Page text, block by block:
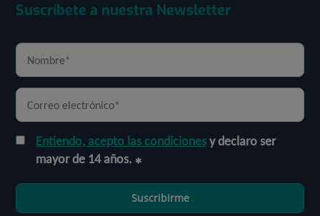
Suscríbete a nuestra Newsletter
Entiendo, acepto las condicionesy declaro ser
mayor de 14 años.
Suscribirme